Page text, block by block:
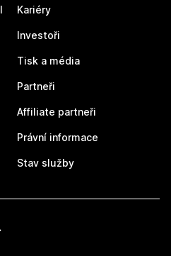
Kariéry
Investoři
Tisk a média
Partneři
Affiliate partneři
Právní informace
Stav služby